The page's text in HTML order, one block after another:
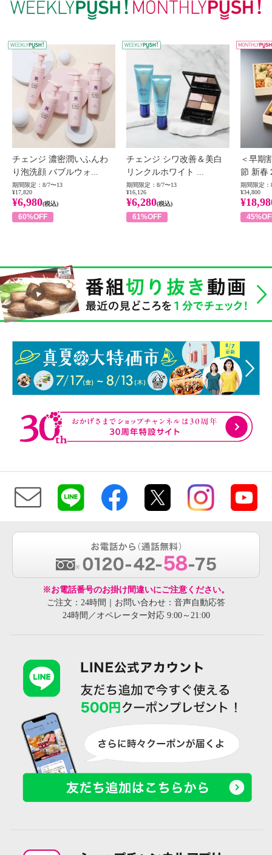
WEEKLY PUSH
チェンジ 濃密潤いふんわ
り泡洗顔 バブルウォ...
期間限定：8/7〜13
¥17,820
¥6,980(税込)
60%OFF
チェンジ シワ改善＆美白
リンクルホワイト ...
期間限定：8/7〜13
¥16,126
¥6,280(税込)
61%OFF
＜早期
節 新春
期間限定：
¥34,800
※お電話番号のお掛け間違いにご注意ください。
ご注文：24時間｜お問い合わせ：音声自動応答
24時間／オペレーター対応 9:00～21:00